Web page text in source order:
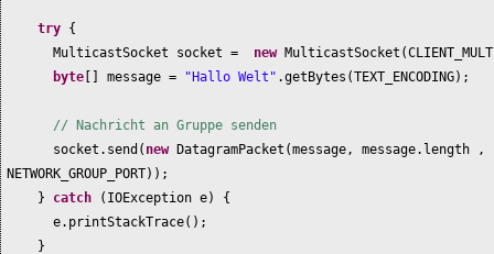
try {
MulticastSocket socket = new MulticastSocket (
byte
message = "Hallo Welt" .getBytes (TEXT_ENCODING) ;
// Nachricht an Gruppe senden
socket.send ( new DatagramPacket (message, message.length ,
NETWORK_GROUP_PORT)) ;
} catch ( IOException e) {
e.printStackTrace() ;
}